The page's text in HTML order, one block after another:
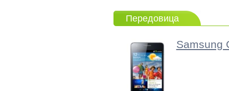
Передовица
Samsung